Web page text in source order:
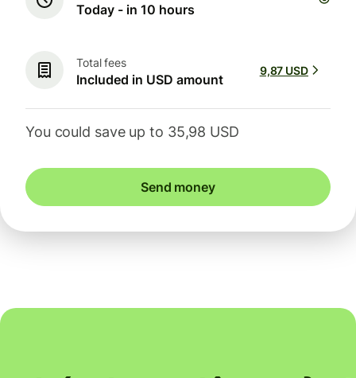
Today - in 10 hours
Total fees
Included in USD amount
9,87 USD
You could save up to 35,98 USD
Send money